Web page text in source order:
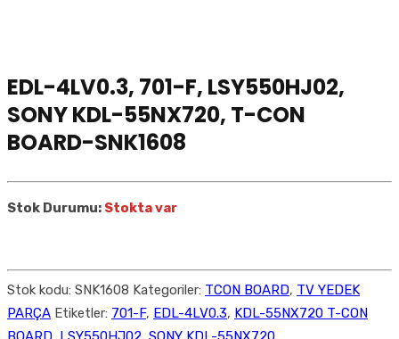
EDL-4LV0.3, 701-F, LSY550HJ02,
SONY KDL-55NX720, T-CON
BOARD-SNK1608
Stok Durumu: Stokta var
Stok kodu: SNK1608 Kategoriler: TCON BOARD, TV YEDEK
PARÇA Etiketler: 701-F, EDL-4LV0.3, KDL-55NX720 T-CON